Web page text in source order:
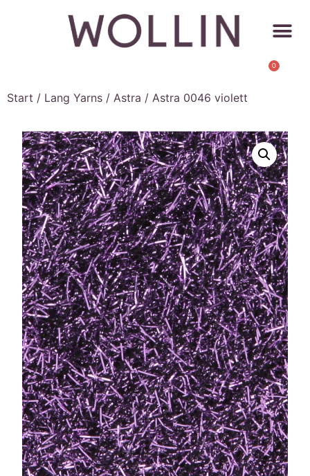
0
Start / Lang Yarns / Astra / Astra 0046 violett